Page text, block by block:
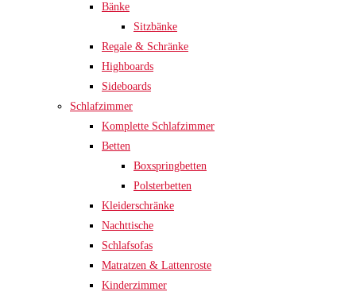
Bänke
Sitzbänke
Regale & Schränke
Highboards
Sideboards
Schlafzimmer
Komplette Schlafzimmer
Betten
Boxspringbetten
Polsterbetten
Kleiderschränke
Nachttische
Schlafsofas
Matratzen & Lattenroste
Kinderzimmer